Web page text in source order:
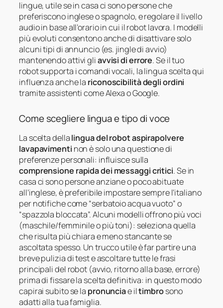
lingue, utile se in casa ci sono persone che
preferiscono inglese o spagnolo, e regolare il livello
audio in base all’orario in cui il robot lavora. I modelli
più evoluti consentono anche di disattivare solo
alcuni tipi di annuncio (es. jingle di avvio)
mantenendo attivi gliavvisi di errore. Se il tuo
robot supporta i comandi vocali, la lingua scelta qui
influenza anche la riconoscibilità degli ordini
tramite assistenti come Alexa o Google.
Come scegliere lingua e tipo di voce
La scelta dellalingua del robot aspirapolvere
lavapavimenti non è solo una questione di
preferenze personali: influisce sulla
comprensione rapida dei messaggi critici. Se in
casa ci sono persone anziane o poco abituate
all’inglese, è preferibile impostare sempre l’italiano
per notifiche come “serbatoio acqua vuoto” o
“spazzola bloccata”. Alcuni modelli offrono più voci
(maschile/femminile o più toni): seleziona quella
che risulta più chiara e meno stancante se
ascoltata spesso. Un trucco utile è far partire una
breve pulizia di test e ascoltare tutte le frasi
principali del robot (avvio, ritorno alla base, errore)
prima di fissare la scelta definitiva: in questo modo
capirai subito se la pronunciae iltimbrosono
adatti alla tua famiglia.